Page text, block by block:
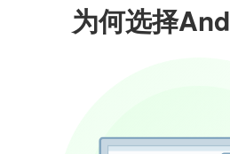
为何选择